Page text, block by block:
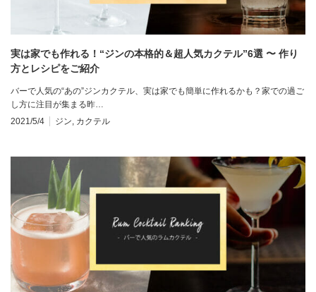
実は家でも作れる！“ジンの本格的＆超人気カクテル”6選 〜 作り
方とレシピをご紹介
バーで人気の“あの”ジンカクテル、実は家でも簡単に作れるかも？家での過ご
し方に注目が集まる昨…
2021/5/4
ジン カクテル